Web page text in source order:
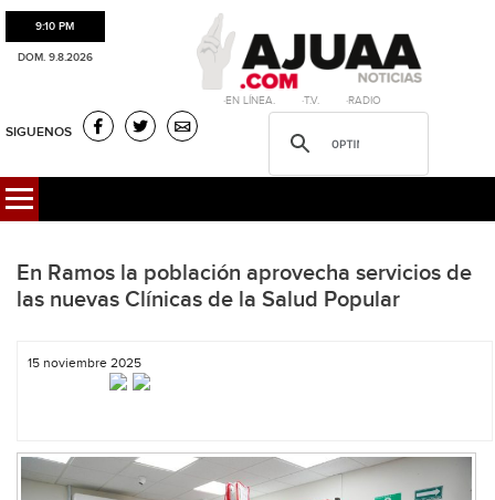
9:10 PM
DOM. 9.8.2026
·EN LÍNEA. ·T.V. ·RADIO
SIGUENOS
En Ramos la población aprovecha servicios de
las nuevas Clínicas de la Salud Popular
15 noviembre 2025